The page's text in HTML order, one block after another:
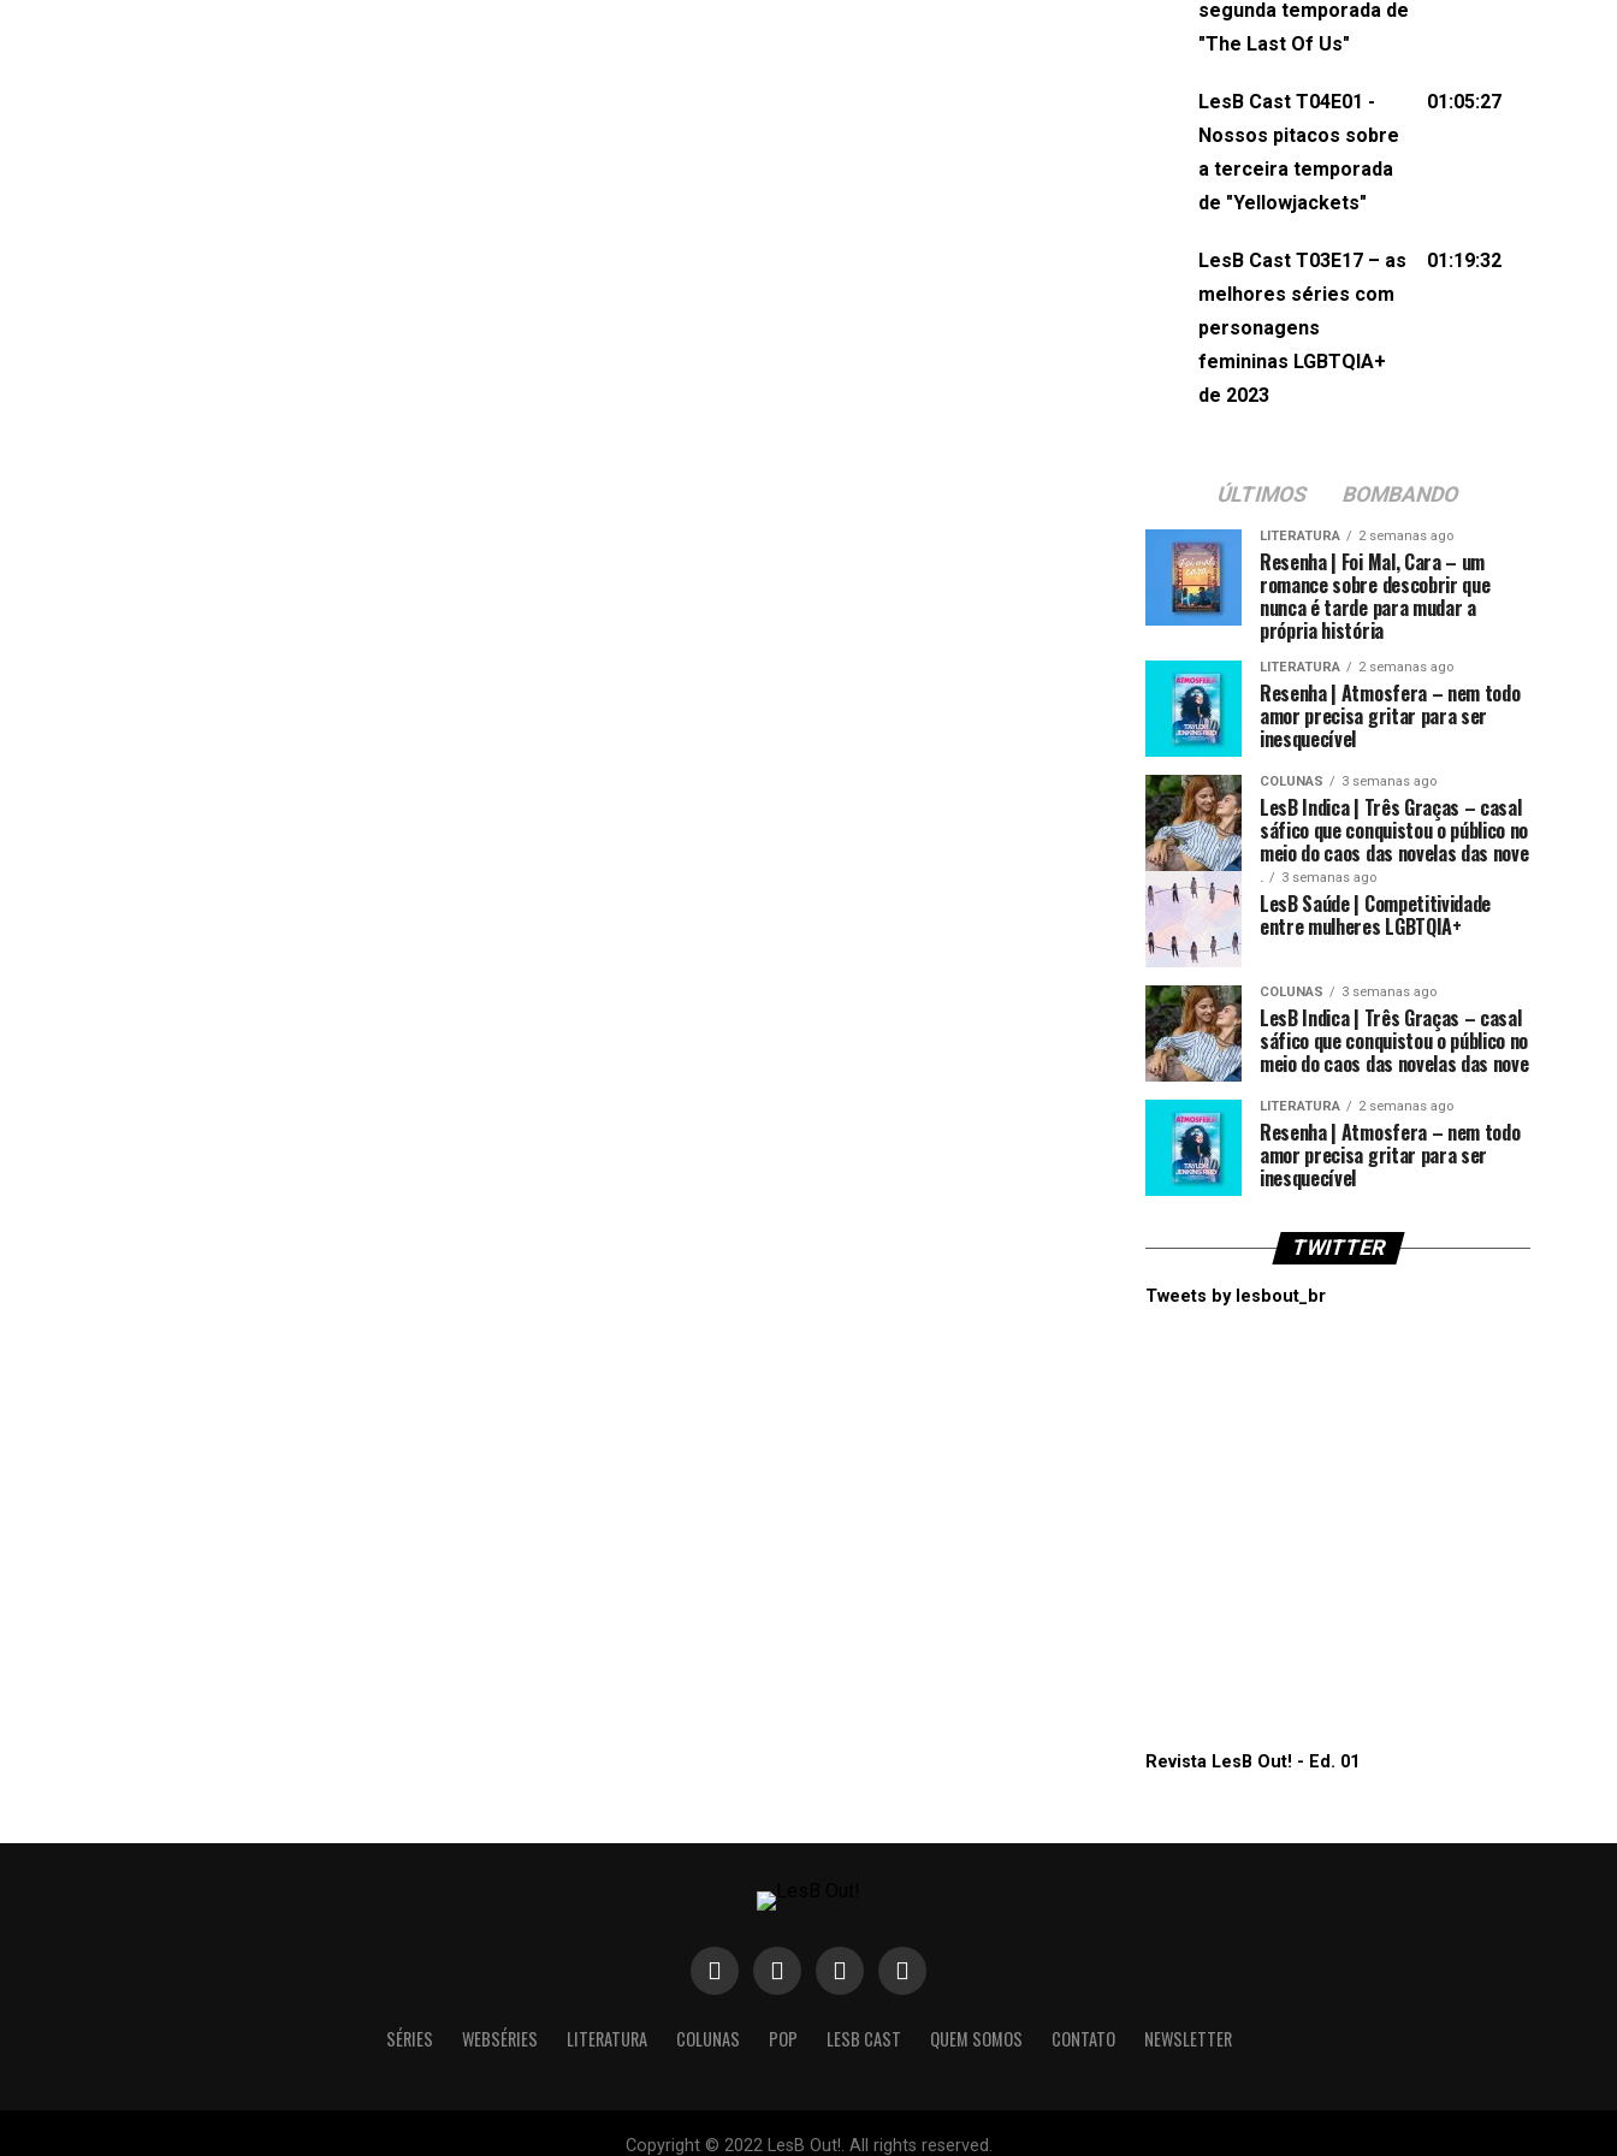
não esqueça de visitar nosso site e
sociais:Twitter: ⁠⁠⁠⁠@lesbout_br⁠⁠⁠⁠ Instagram:
do LesB Cast:Apresentação de
Karolen Passos
(⁠⁠⁠⁠⁠⁠@KarolenPassos⁠⁠⁠⁠⁠⁠)Participação de
Pollyelly FlorêncioEdição de Naiady
Machado
segunda temporada de
"The Last Of Us"
LesB Cast T04E01 -
Nossos pitacos sobre
a terceira temporada
de "Yellowjackets"
01:05:27
LesB Cast T03E17 – as
melhores séries com
personagens
femininas LGBTQIA+
de 2023
01:19:32
ÚLTIMOS BOMBANDO
LITERATURA 2 semanas ago
Resenha | Foi Mal, Cara – um
romance sobre descobrir que
nunca é tarde para mudar a
própria história
LITERATURA 2 semanas ago
Resenha | Atmosfera – nem todo
amor precisa gritar para ser
inesquecível
COLUNAS 3 semanas ago
LesB Indica | Três Graças – casal
sáfico que conquistou o público no
meio do caos das novelas das nove
. 3 semanas ago
LesB Saúde | Competitividade
entre mulheres LGBTQIA+
COLUNAS 3 semanas ago
LesB Indica | Três Graças – casal
sáfico que conquistou o público no
meio do caos das novelas das nove
LITERATURA 2 semanas ago
Resenha | Atmosfera – nem todo
amor precisa gritar para ser
inesquecível
TWITTER
Tweets by lesbout_br
Revista LesB Out! - Ed. 01
SÉRIES WEBSÉRIES LITERATURA COLUNAS POP LESB CAST QUEM SOMOS CONTATO NEWSLETTER
Copyright © 2022 LesB Out!. All rights reserved.